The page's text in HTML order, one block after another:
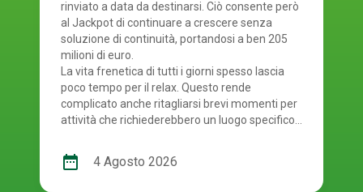
rinviato a data da destinarsi. Ciò consente però
al Jackpot di continuare a crescere senza
soluzione di continuità, portandosi a ben 205
milioni di euro.
La vita frenetica di tutti i giorni spesso lascia
poco tempo per il relax. Questo rende
complicato anche ritagliarsi brevi momenti per
attività che richiederebbero un luogo specifico.
offre una soluzione comoda a chi partecipa ai
concorsi: permette di fare la propria giocata
date_range 4 Agosto 2026